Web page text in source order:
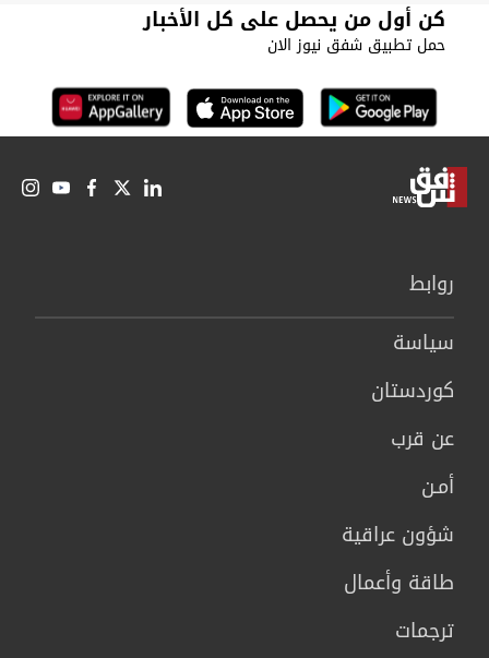
كن أول من يحصل على كل الأخبار
حمل تطبيق شفق نيوز الان
روابط
سیاسة
كوردستان
عن قرب
أمـن
شؤون عراقية
طاقة وأعمال
ترجمات